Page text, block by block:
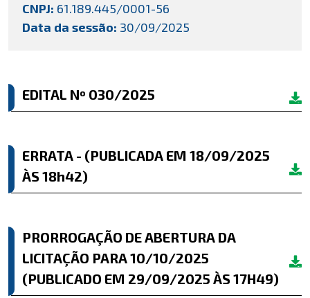
CNPJ: 61.189.445/0001-56
Data da sessão: 30/09/2025
EDITAL Nº 030/2025
ERRATA - (PUBLICADA EM 18/09/2025
ÀS 18h42)
PRORROGAÇÃO DE ABERTURA DA
LICITAÇÃO PARA 10/10/2025
(PUBLICADO EM 29/09/2025 ÀS 17H49)